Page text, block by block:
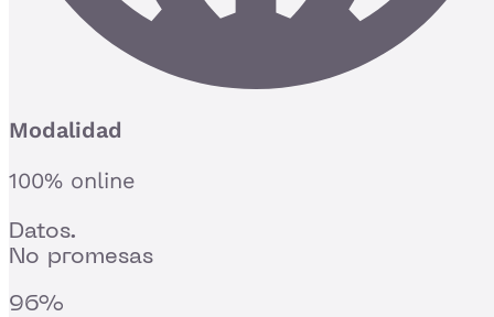
Modalidad
100% online
Datos.
No promesas
96%